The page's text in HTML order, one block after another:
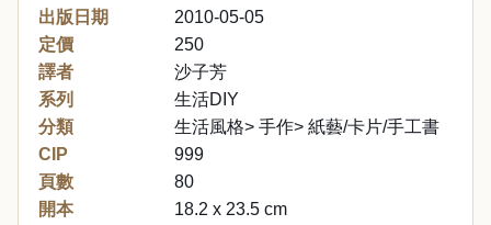
出版日期
2010-05-05
定價
250
譯者
沙子芳
系列
生活DIY
分類
生活風格> 手作> 紙藝/卡片/手工書
CIP
999
頁數
80
開本
18.2 x 23.5 cm